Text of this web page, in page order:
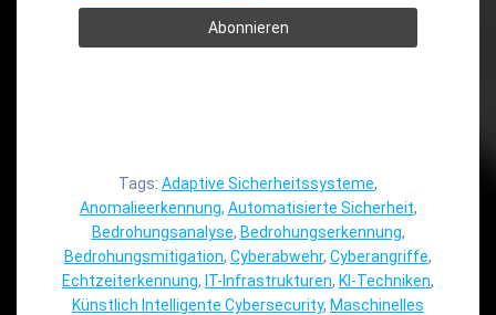
Tags: Adaptive Sicherheitssysteme,
Anomalieerkennung, Automatisierte Sicherheit,
Bedrohungsanalyse, Bedrohungserkennung,
Bedrohungsmitigation, Cyberabwehr, Cyberangriffe,
Echtzeiterkennung, IT-Infrastrukturen, KI-Techniken,
Künstlich Intelligente Cybersecurity, Maschinelles